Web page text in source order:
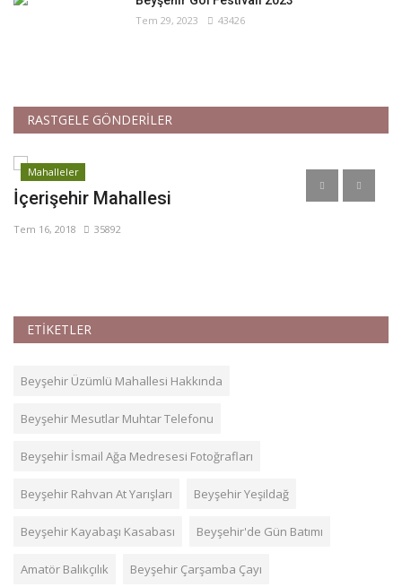
Tem 29, 2023 43426
RASTGELE GÖNDERİLER
Mahalleler
İçerişehir Mahallesi
Tem 16, 2018 35892
ETİKETLER
Beyşehir Üzümlü Mahallesi Hakkında
Beyşehir Mesutlar Muhtar Telefonu
Beyşehir İsmail Ağa Medresesi Fotoğrafları
Beyşehir Rahvan At Yarışları Beyşehir Yeşildağ
Beyşehir Kayabaşı Kasabası Beyşehir'de Gün Batımı
Amatör Balıkçılık Beyşehir Çarşamba Çayı